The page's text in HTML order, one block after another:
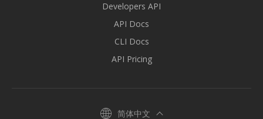
Developers API
API Docs
CLI Docs
API Pricing
简体中文